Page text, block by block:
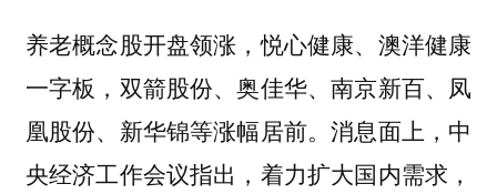
养老概念股开盘领涨，悦心健康、澳洋健康
一字板，双箭股份、奥佳华、南京新百、凤
凰股份、新华锦等涨幅居前。消息面上，中
央经济工作会议指出，着力扩大国内需求，